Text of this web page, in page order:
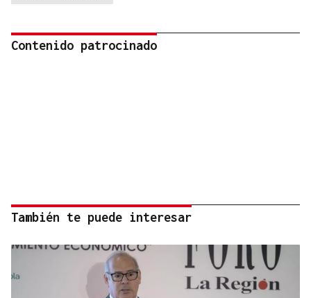
Contenido patrocinado
También te puede interesar